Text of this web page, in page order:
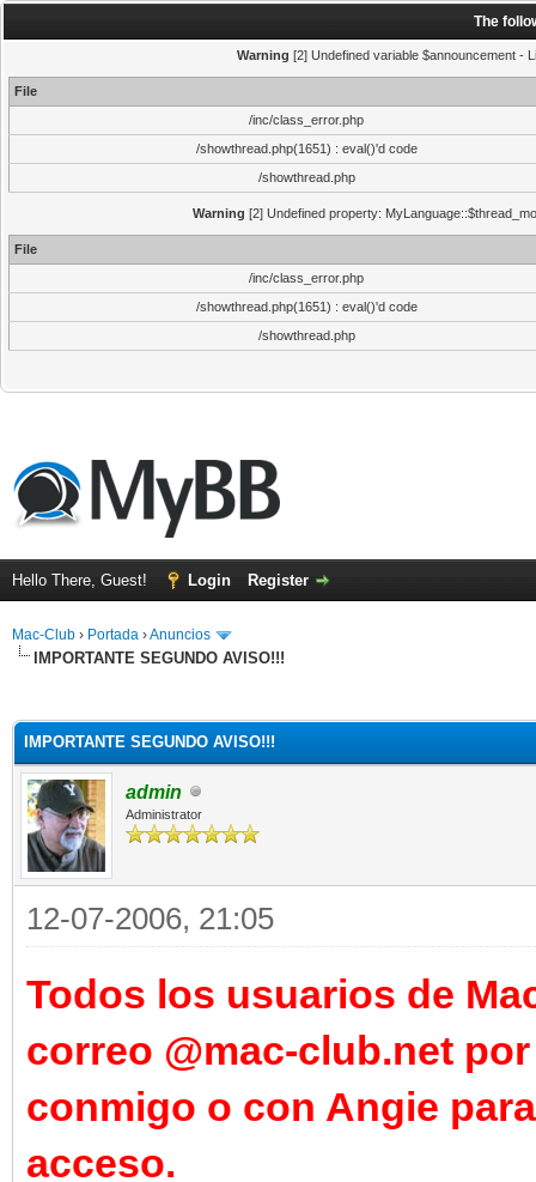
The
Warning [2] Undefined variable $announcement -
File
/inc/class_error.php
/showthread.php(1651) : eval()'d code
/showthread.php
Warning [2] Undefined property:
File
/inc/class_error.php
/showthread.php(1651) : eval()'d code
/showthread.php
Hello There, Guest! Login Register
Mac-Club › Portada ›Anuncios
IMPORTANTE SEGUNDO AVISO!!!
IMPORTANTE SEGUNDO AVISO!!!
admin
Administrator
12-07-2006, 21:05
Todos los usuarios de
correo @mac-club.net
conmigo o con Angie
acceso.